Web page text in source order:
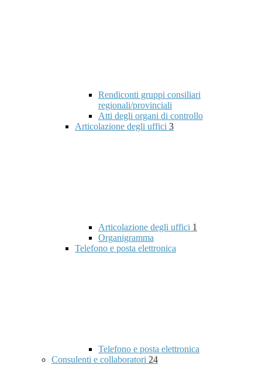
Rendiconti gruppi consiliari
regionali/provinciali
Atti degli organi di controllo
Articolazione degli uffici 3
Articolazione degli uffici 1
Organigramma
Telefono e posta elettronica
Telefono e posta elettronica
Consulenti e collaboratori 24